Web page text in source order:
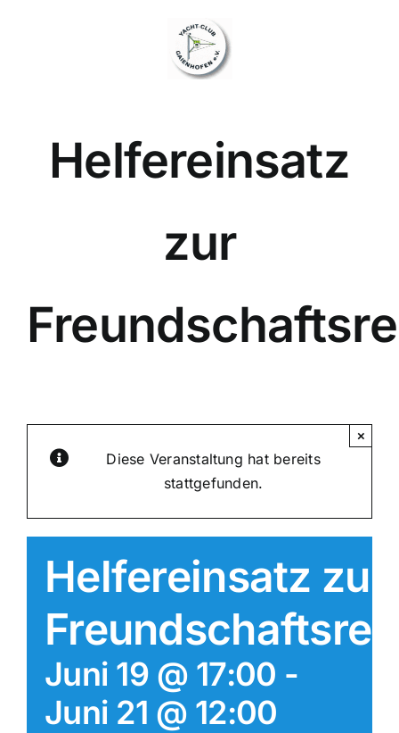
Helfereinsatz
zur
Diese Veranstaltung hat bereits
stattgefunden.
×
Helfereinsatz zur
Juni 19 @ 17:00 -
Juni 21 @ 12:00